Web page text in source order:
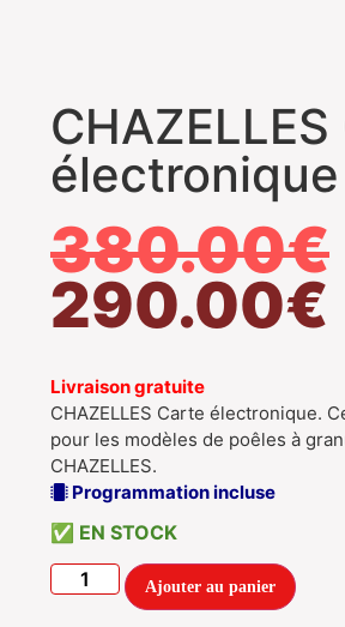
électronique
380.00€
290.00€
Livraison gratuite
CHAZELLES Carte électronique.
pour les modèles de poêles à
CHAZELLES.
Programmation incluse
EN STOCK
Ajouter au panier